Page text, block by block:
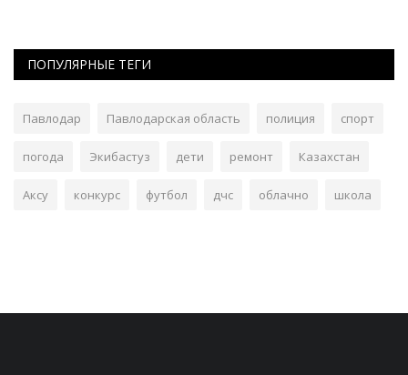
ПОПУЛЯРНЫЕ ТЕГИ
Павлодар Павлодарская область полиция спорт
погода Экибастуз дети ремонт Казахстан
Аксу конкурс футбол дчс облачно школа